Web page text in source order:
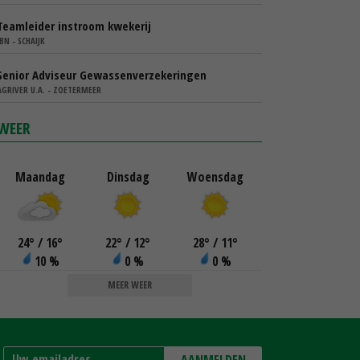
instroom kwekerij
- SCHAIJK
Adviseur Gewassenverzekeringen
U.A. - ZOETERMEER
Maandag
24° / 16°
10 %
Dinsdag
22° / 12°
0 %
Woensdag
28° / 11°
0 %
MEER WEER